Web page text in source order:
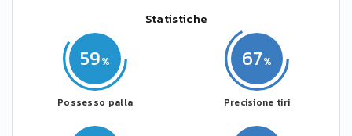
Statistiche
59
Possesso palla
67
Precisione tiri